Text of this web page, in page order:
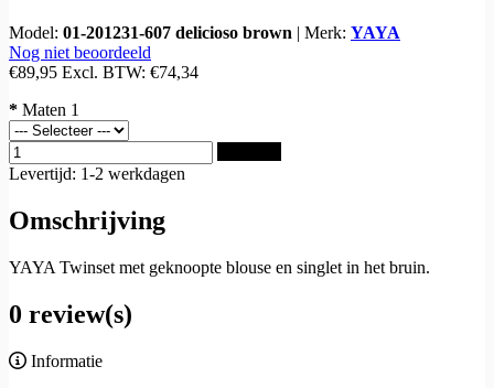
Model: 01-201231-607 delicioso brown | Merk: YAYA
Nog niet beoordeeld
€89,95 Excl. BTW: €74,34
* Maten 1
Levertijd: 1-2 werkdagen
Omschrijving
YAYA Twinset met geknoopte blouse en singlet in het bruin.
0 review(s)
Informatie